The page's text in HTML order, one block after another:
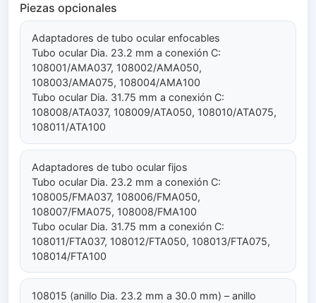
Piezas opcionales
Adaptadores de tubo ocular enfocables
Tubo ocular Dia. 23.2 mm a conexión C:
108001/AMA037, 108002/AMA050,
108003/AMA075, 108004/AMA100
Tubo ocular Dia. 31.75 mm a conexión C:
108008/ATA037, 108009/ATA050, 108010/ATA075,
108011/ATA100
Adaptadores de tubo ocular fijos
Tubo ocular Dia. 23.2 mm a conexión C:
108005/FMA037, 108006/FMA050,
108007/FMA075, 108008/FMA100
Tubo ocular Dia. 31.75 mm a conexión C:
108011/FTA037, 108012/FTA050, 108013/FTA075,
108014/FTA100
108015 (anillo Dia. 23.2 mm a 30.0 mm) – anillo